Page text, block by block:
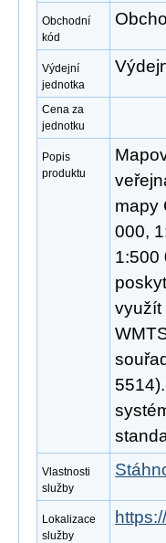
Obchodní
kód
Výdejní
jednotka
Cena za
jednotku
Popis
produktu
mapy
000,
1:500
využít
Vlastnosti
služby
Lokalizace
služby